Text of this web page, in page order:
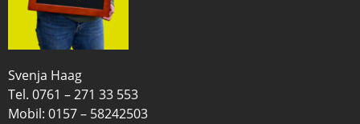
Svenja Haag
Tel. 0761 – 271 33 553
Mobil: 0157 – 58242503